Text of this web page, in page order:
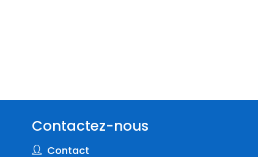
Contactez-nous
Contact